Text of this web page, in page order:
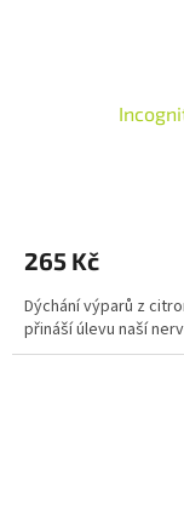
je
z
5
hvězdiček.
265 Kč
Dýchání výparů z
přináší úlevu naší